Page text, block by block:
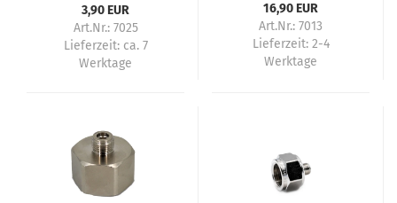
3,90 EUR
Art.Nr.: 7025
Lieferzeit: ca. 7
Werktage
16,90 EUR
Art.Nr.: 7013
Lieferzeit: 2-4
Werktage